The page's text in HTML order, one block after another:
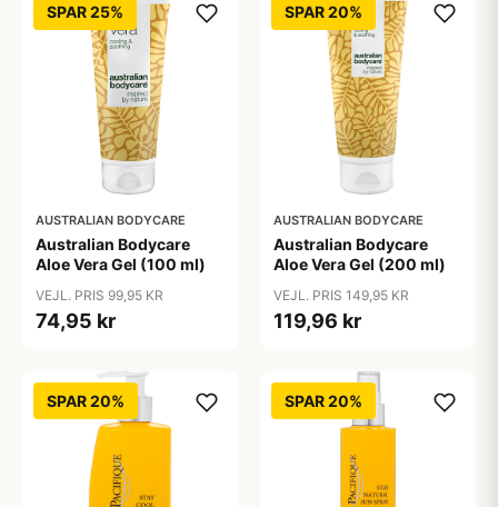
SPAR 25%
AUSTRALIAN BODYCARE
Australian Bodycare
Aloe Vera Gel (100 ml)
VEJL. PRIS 99,95 KR
74,95 kr
SPAR 20%
AUSTRALIAN BODYCARE
Australian Bodycare
Aloe Vera Gel (200 ml)
VEJL. PRIS 149,95 KR
119,96 kr
SPAR 20% SPAR 20%